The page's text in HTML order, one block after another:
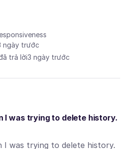
ngày trước
trả lời3 ngày trước
I was trying to delete history.
was trying to delete history.